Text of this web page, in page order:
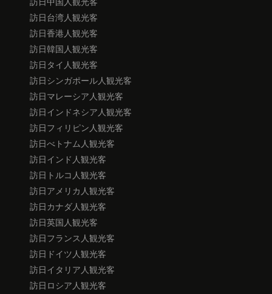
訪日台湾人観光客
訪日香港人観光客
訪日韓国人観光客
訪日タイ人観光客
訪日シンガポール人観光客
訪日マレーシア人観光客
訪日インドネシア人観光客
訪日フィリピン人観光客
訪日べトナム人観光客
訪日インド人観光客
訪日トルコ人観光客
訪日アメリカ人観光客
訪日カナダ人観光客
訪日英国人観光客
訪日フランス人観光客
訪日ドイツ人観光客
訪日イタリア人観光客
訪日ロシア人観光客